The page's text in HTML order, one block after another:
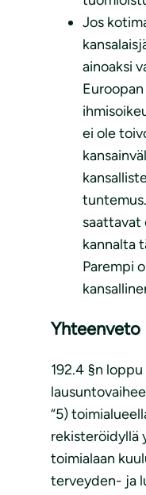
Jos
ainoaksi
ei ole
saattavat
kannalta
Parempi
Yhteenveto
192.4 §n
“5)
rekisteröidyllä
toimialaan
terveyden- ja